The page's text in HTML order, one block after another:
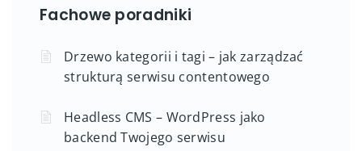
Fachowe poradniki
Drzewo kategorii i tagi – jak zarządzać
strukturą serwisu contentowego
Headless CMS – WordPress jako
backend Twojego serwisu